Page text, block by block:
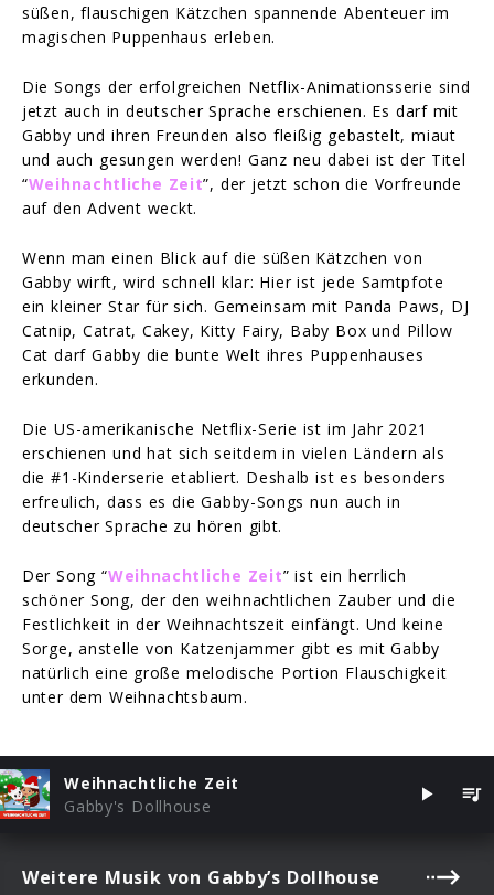
süßen, flauschigen Kätzchen spannende Abenteuer im
magischen Puppenhaus erleben.
Die Songs der erfolgreichen Netflix-Animationsserie sind
jetzt auch in deutscher Sprache erschienen. Es darf mit
Gabby und ihren Freunden also fleißig gebastelt, miaut
und auch gesungen werden! Ganz neu dabei ist der Titel
“Weihnachtliche Zeit”, der jetzt schon die Vorfreunde
auf den Advent weckt.
Wenn man einen Blick auf die süßen Kätzchen von
Gabby wirft, wird schnell klar: Hier ist jede Samtpfote
ein kleiner Star für sich. Gemeinsam mit Panda Paws, DJ
Catnip, Catrat, Cakey, Kitty Fairy, Baby Box und Pillow
Cat darf Gabby die bunte Welt ihres Puppenhauses
erkunden.
Die US-amerikanische Netflix-Serie ist im Jahr 2021
erschienen und hat sich seitdem in vielen Ländern als
die #1-Kinderserie etabliert. Deshalb ist es besonders
erfreulich, dass es die Gabby-Songs nun auch in
deutscher Sprache zu hören gibt.
Der Song “Weihnachtliche Zeit” ist ein herrlich
schöner Song, der den weihnachtlichen Zauber und die
Festlichkeit in der Weihnachtszeit einfängt. Und keine
Sorge, anstelle von Katzenjammer gibt es mit Gabby
natürlich eine große melodische Portion Flauschigkeit
unter dem Weihnachtsbaum.
Weihnachtliche Zeit
Gabby's Dollhouse
Weitere Musik von Gabby’s Dollhouse